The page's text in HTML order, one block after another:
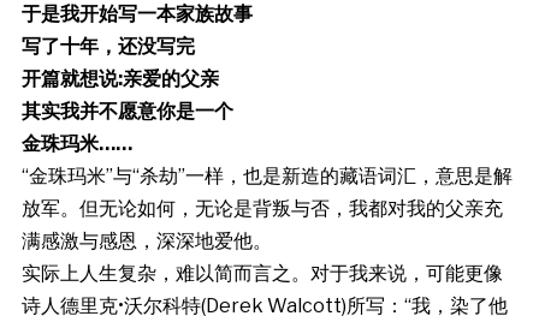
于是我开始写一本家族故事
写了十年，还没写完
开篇就想说:亲爱的父亲
其实我并不愿意你是一个
金珠玛米……
“金珠玛米”与“杀劫”一样，也是新造的藏语词汇，意思是解
放军。但无论如何，无论是背叛与否，我都对我的父亲充
满感激与感恩，深深地爱他。
实际上人生复杂，难以简而言之。对于我来说，可能更像
诗人德里克•沃尔科特(Derek Walcott)所写：“我，染了他